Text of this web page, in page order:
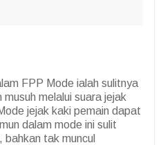
FPP Mode ialah sulitnya
melalui suara jejak
jejak kaki pemain dapat
dalam mode ini sulit
tak muncul